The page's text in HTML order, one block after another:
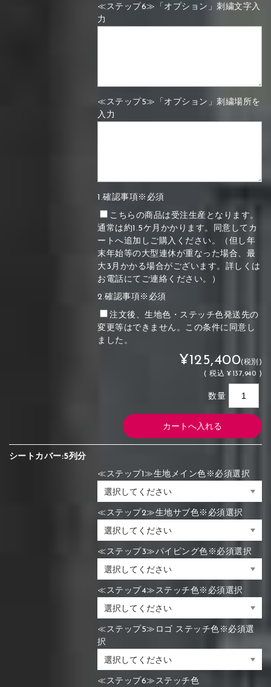
≪ステップ6≫「オプション」刺繍文字入
力
≪ステップ5≫「オプション」刺繍場所を
入力
1.確認事項※必須
こちらの商品は受注生産となります。
通常は約1.5ケ月かかります。同意してカ
ートへ追加しご購入ください。（但し年
末年始等の大型連休が重なった場合、最
大3月かかる場合がございます。詳しくは
お電話にてご連絡ください。）
2.確認事項※必須
注文後、生地色・ステッチ色発送先の
変更等はできません。この条件に同意し
ました。
¥125,400(税別)
(税込 ¥137,940 )
数量
シートカバー:5列分
≪ステップ1≫生地メイン色※必須選択
≪ステップ2≫生地サブ色※必須選択
≪ステップ3≫パイピング色※必須選択
≪ステップ4≫ステッチ色※必須選択
≪ステップ5≫ロゴ ステッチ色※必須選
択
≪ステップ6≫ステッチ色